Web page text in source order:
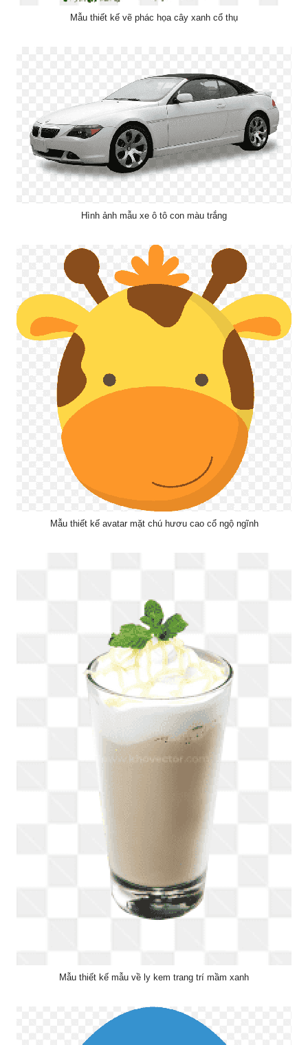
Mẫu thiết kế vẽ phác họa cây xanh cổ thụ
Hình ảnh mẫu xe ô tô con màu trắng
Mẫu thiết kế avatar mặt chú hươu cao cổ ngộ ngĩnh
Mẫu thiết kế mẫu về ly kem trang trí mầm xanh